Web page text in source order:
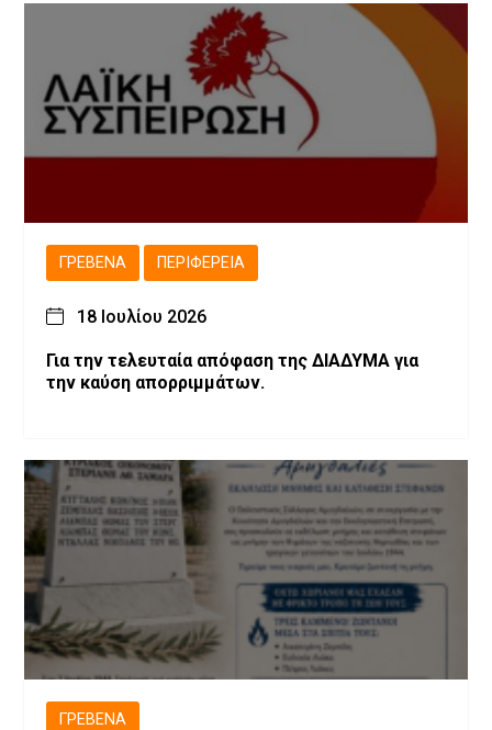
ΓΡΕΒΕΝΆ ΠΕΡΙΦΈΡΕΙΑ
18 Ιουλίου 2026
Για την τελευταία απόφαση της ΔΙΑΔΥΜΑ για
την καύση απορριμμάτων.
ΓΡΕΒΕΝΆ